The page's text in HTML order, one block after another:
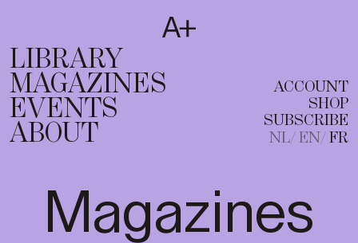
T
EN FR
LIBRARY
MAGAZINES
EVENTS
ABOUT
ACCOUNT
SHOP
SUBSCRIBE
NL EN FR
Magazines